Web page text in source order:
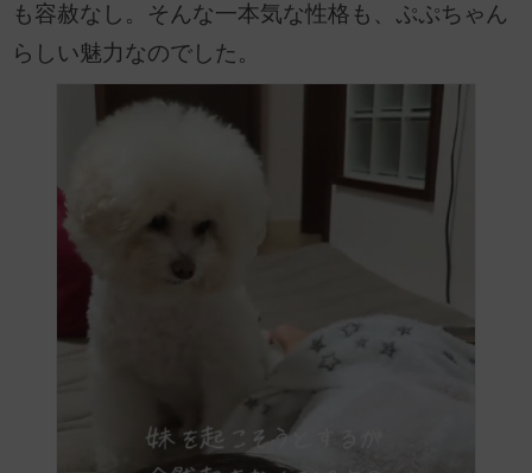
も容赦なし。そんな一本気な性格も、ぷぷちゃん
らしい魅力なのでした。